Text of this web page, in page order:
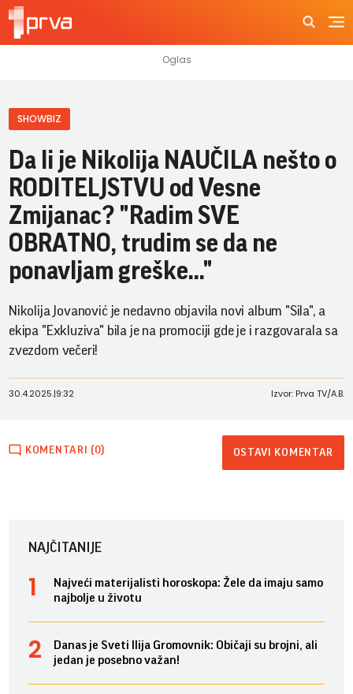
SHOWBIZ
Da li je Nikolija NAUČILA nešto o
RODITELJSTVU od Vesne
Zmijanac? "Radim SVE
OBRATNO, trudim se da ne
ponavljam greške..."
Nikolija Jovanović je nedavno objavila novi album "Sila", a
ekipa "Exkluziva" bila je na promociji gde je i razgovarala sa
zvezdom večeri!
30.4.2025.|9:32 Izvor: Prva TV/A.B.
KOMENTARI (0) OSTAVI KOMENTAR
NAJČITANIJE
Najveći materijalisti horoskopa: Žele da imaju samo
najbolje u životu
Danas je Sveti Ilija Gromovnik: Običaji su brojni, ali
jedan je posebno važan!